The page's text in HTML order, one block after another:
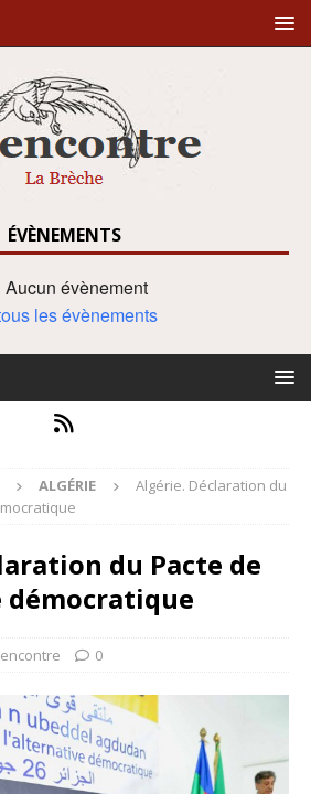
ÉVÈNEMENTS
Aucun évènement
les évènements
ALGÉRIE
Algérie. Déclaration du
du Pacte de
démocratique
0